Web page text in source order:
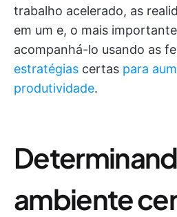
trabalho acelerado, as
em um e, o mais
acompanhá-lo usando as
estratégias certas para
produtividade.
ambiente